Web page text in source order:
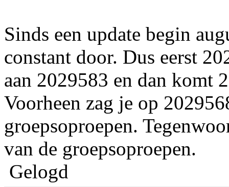
Sinds een update begin
constant door. Dus eerst
aan 2029583 en dan komt
Voorheen zag je op
groepsoproepen.
van de groepsoproepen.
Gelogd